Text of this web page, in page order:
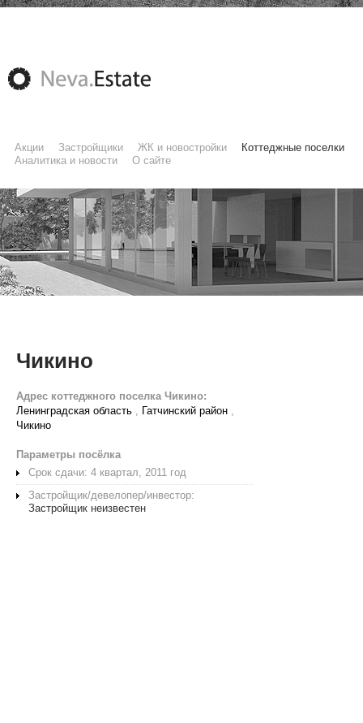
Акции Застройщики ЖК и новостройки
Коттеджные поселки
Аналитика и новости
О сайте
Чикино
Адрес коттеджного поселка Чикино:
Ленинградская область , Гатчинский район ,
Чикино
Параметры посёлка
Срок сдачи: 4 квартал, 2011 год
Застройщик/девелопер/инвестор:
Застройщик неизвестен